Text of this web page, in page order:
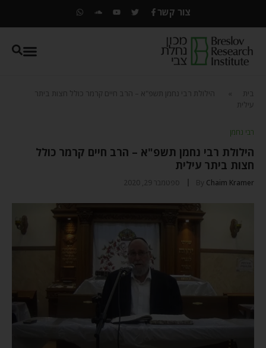
צור קשר
בית
הילולת רבי נחמן תשפ"א – הרב חיים קרמר כולל חצות ביתר
עילית
רבי נחמן
הילולת רבי נחמן תשפ"א – הרב חיים קרמר כולל
חצות ביתר עילית
By Chaim Kramer ספטמבר 29, 2020